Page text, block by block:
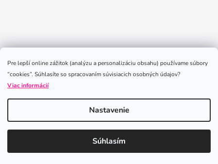
Pre lepší online zážitok (analýzu a personalizáciu obsahu) používame súbory
“cookies”. Súhlasíte so spracovaním súvisiacich osobných údajov?
Viac informácií
Nastavenie
Súhlasím
Sledovať na Instagrame
iLoveLeggings. Všetky práva vyhradené.